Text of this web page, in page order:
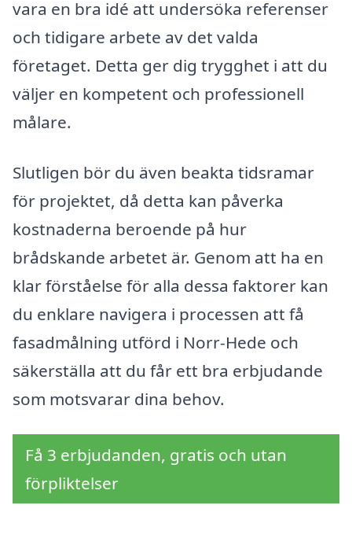
vara en bra idé att undersöka referenser
och tidigare arbete av det valda
företaget. Detta ger dig trygghet i att du
väljer en kompetent och professionell
målare.
Slutligen bör du även beakta tidsramar
för projektet, då detta kan påverka
kostnaderna beroende på hur
brådskande arbetet är. Genom att ha en
klar förståelse för alla dessa faktorer kan
du enklare navigera i processen att få
fasadmålning utförd i Norr-Hede och
säkerställa att du får ett bra erbjudande
som motsvarar dina behov.
Få 3 erbjudanden, gratis och utan
förpliktelser